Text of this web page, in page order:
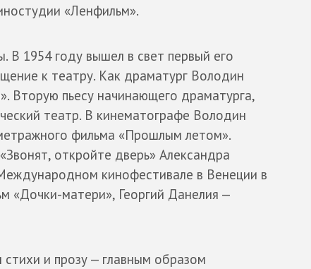
«Ленфильм».
В 1954 году вышел в свет первый его
к театру. Как драматург Володин
Вторую пьесу начинающего драматурга,
театр. В кинематографе Володин
фильма «Прошлым летом».
откройте дверь» Александра
кинофестивале в Венеции в
«Дочки-матери», Георгий Данелия —
и прозу — главным образом